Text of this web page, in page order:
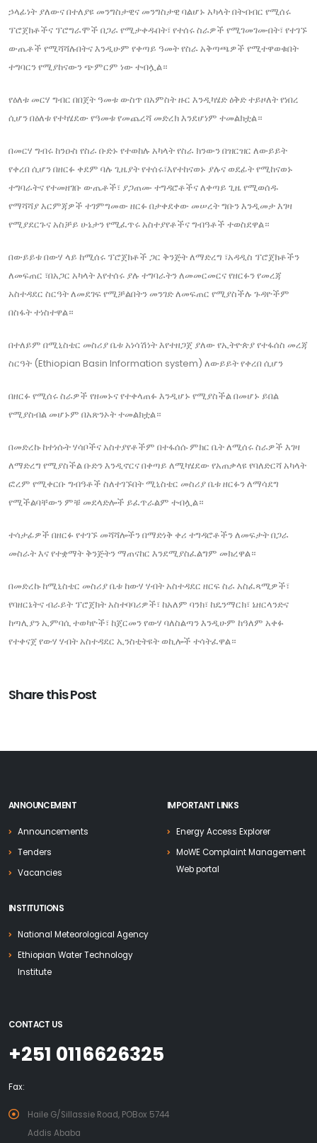
ኃላፊነት ያለውና በተለያዩ መንግስታዊና መንግስታዊ ባልሆኑ አካላት በትብብር የሚሰሩ
ፕሮጀክቶችና ፕሮግራሞች በጋራ የሚታቀዱበት፣ የተሰሩ ስራዎች የሚገመገሙበት፣ የተገኙ
ውጤቶች የሚሻሻሉበትና እንዲሁም የቀጣይ ዓመት የስራ አቅጣጫዎች የሚተዋወቁበት
ተግባርን የሚያከናውን ጭምርም ነው ተብሏል።
የዕለቱ መርሃ ግብር በበጀት ዓመቱ ውስጥ በአምስት ዙር እንዲካሄድ ዕቅድ ተይዞለት የነበረ
ሲሆን በዕለቱ የተካሄደው የዓመቱ የመጨረሻ መድረክ እንደሆነም ተመልክቷል።
በመርሃ ግብሩ ከንዑስ የስራ ቡድኑ የተወከሉ አካላት የስራ ክንውን በዝርዝር ለውይይት
የቀረበ ሲሆን በዘርፉ ቀደም ባሉ ጊዜያት የተሰሩ፣እየተከናወኑ ያሉና ወደፊት የሚከናወኑ
ተግባራትና የተመዘገቡ ውጤቶች፣ ያጋጠሙ ተግዳሮቶችና ለቀጣይ ጊዜ የሚወሰዱ
የማሻሻያ እርምጃዎች ተገምግመው ዘርፉ በታቀደቀው መሠረት ግቡን እንዲመታ እገዛ
የሚያደርጉና አስቻይ ሁኔታን የሚፈጥሩ አስተያየቶችና ግብዓቶች ተወስደዋል።
በውይይቱ በውሃ ላይ ከሚሰሩ ፕሮጀክቶች ጋር ቅንጅት ለማድረግ ፣አዳዲስ ፕሮጀክቶችን
ለመፍጠር ፣በአጋር አካላት እየተሰሩ ያሉ ተግባራትን ለመመርመርና የዘርፉን የመረጃ
አስተዳደር ስርዓት ለመደገፍ የሚቻልበትን መንገድ ለመፍጠር የሚያስችሉ ጉዳዮችም
በስፋት ተነስተዋል።
በተለይም በሚኒስቴር መስሪያ ቤቱ አነሳሽነት እየተዘጋጀ ያለው የኢትዮጵያ የተፋሰስ መረጃ
ስርዓት (Ethiopian Basin Information system) ለውይይት የቀረበ ሲሆን
በዘርፉ የሚሰሩ ስራዎች የዘመኑና የተቀላጠፉ እንዲሆኑ የሚያስችል በመሆኑ ይበል
የሚያስብል መሆኑም በአጽንኦት ተመልክቷል።
በመድረኩ ከተነሱት ሃሳቦችና አስተያየቶችም በተፋሰሱ ምክር ቤት ለሚሰሩ ስራዎች እገዛ
ለማድረግ የሚያስችል ቡድን እንዲኖርና በቀጣይ ለሚካሄደው የአጠቃላዩ የባለድርሻ አካላት
ፎረም የሚቀርቡ ግብዓቶች ስለተገኙበት ሚኒስቴር መስሪያ ቤቱ ዘርፉን ለማሳደግ
የሚችልባቸውን ምቹ መደላድሎች ይፈጥራልም ተብሏል።
ተሳታፊዎች በዘርፉ የተገኙ መሻሻሎችን በማድነቅ ቀሪ ተግዳሮቶችን ለመፍታት በጋራ
መስራት እና የተቋማት ቅንጅትን ማጠናከር እንደሚያስፈልግም መክረዋል።
በመድረኩ ከሚኒስቴር መስሪያ ቤቱ ከውሃ ሃብት አስተዳደር ዘርፍ ስራ አስፈጻሚዎች፣
የባዘርኔትና ብራይት ፕሮጀክት አስተባባሪዎች፣ ከአለም ባንክ፣ ከዴንማርክ፣ ኔዘርላንድና
ከጣሊያን ኢምባሲ ተወካዮች፣ ከጀርመን የውሃ ባለስልጣን እንዲሁም ከዓለም አቀፉ
የተቀናጀ የውሃ ሃብት አስተዳደር ኢንስቲትዩት ወኪሎች ተሳትፈዋል።
Share this Post
ANNOUNCEMENT
Announcements
Tenders
Vacancies
IMPORTANT LINKS
Energy Access Explorer
MoWE Complaint Management
Web portal
INSTITUTIONS
National Meteorological Agency
Ethiopian Water Technology
Institute
CONTACT US
+251 0116626325
Fax:
Haile G/Sillassie Road, POBox 5744
Addis Ababa